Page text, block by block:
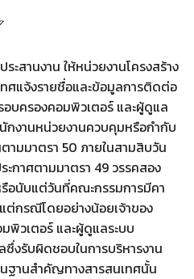
Search
ะสานงาน ให้หน่วยงานโครงสร้าง
แจ้งรายชื่อและข้อมูลการติดต่อ
บครองคอมพิวเตอร์ และผู้ดูแล
กงานหน่วยงานควบคุมหรือกำกับ
ามมาตรา 50 ภายในสามสิบวัน
กาศตามมาตรา 49 วรรคสอง
อนับแต่วันที่คณะกรรมการมีคา
ต่กรณีโดยอย่างน้อยเจ้าของ
พิวเตอร์ และผู้ดูแลระบบ
งรับผิดชอบในการบริหารงาน
ฐานสำคัญทางสารสนเทศนั้น